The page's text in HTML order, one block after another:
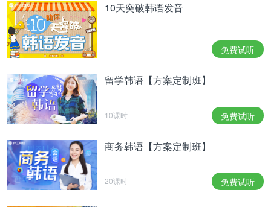
10天突破韩语发音
免费试听
留学韩语【方案定制班】
10课时 免费试听
商务韩语【方案定制班】
20课时 免费试听